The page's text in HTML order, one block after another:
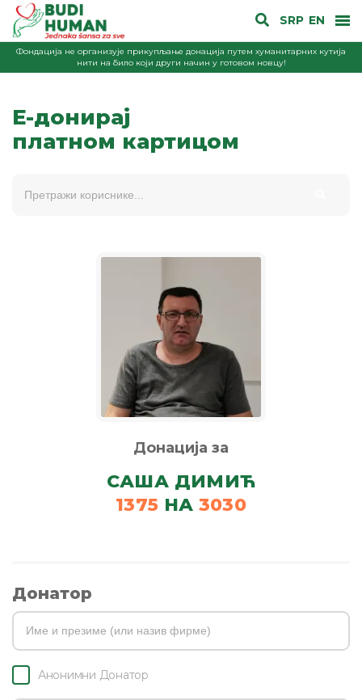
SRP EN
Фондација не организује прикупљање донација путем хуманитарних кутија
нити на било који други начин у готовом новцу!
E-донирај
платном картицом
Донација за
САША ДИМИЋ
1375 НА 3030
Донатор
Анонимни Донатор